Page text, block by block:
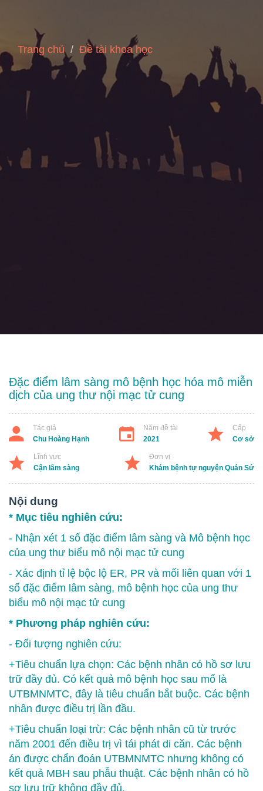
Trang chủ Đề tài khoa học
Đặc điểm lâm sàng mô bệnh học hóa mô miễn
dịch của ung thư nội mạc tử cung
Tác giả
Chu Hoàng Hạnh
Năm đề tài
2021
Cấp
Cơ sở
Lĩnh vực
Cận lâm sàng
Đơn vị
Khám bệnh tự nguyện Quán Sứ
Nội dung
* Mục tiêu nghiên cứu:
- Nhận xét 1 số đặc điểm lâm sàng và Mô bệnh học
của ung thư biểu mô nội mạc tử cung
- Xác định tỉ lệ bộc lộ ER, PR và mối liên quan với 1
số đặc điểm lâm sàng, mô bệnh học của ung thư
biểu mô nội mạc tử cung
* Phương pháp nghiên cứu:
- Đối tượng nghiên cứu:
+Tiêu chuẩn lựa chọn: Các bệnh nhân có hồ sơ lưu
trữ đầy đủ. Có kết quả mô bệnh học sau mổ là
UTBMNMTC, đây là tiêu chuẩn bắt buộc. Các bệnh
nhân được điều trị lần đầu.
+Tiêu chuẩn loại trừ: Các bệnh nhân cũ từ trước
năm 2001 đến điều trị vì tái phát di căn. Các bệnh
án được chẩn đoán UTBMNMTC nhưng không có
kết quả MBH sau phẫu thuật. Các bệnh nhân có hồ
sơ lưu trữ không đầy đủ.